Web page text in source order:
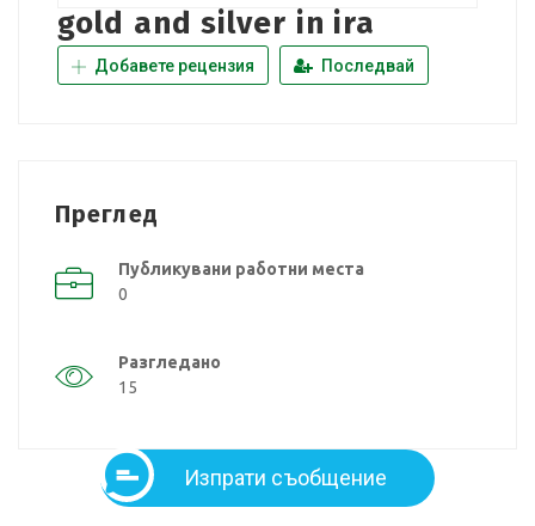
gold and silver in ira
Добавете рецензия Последвай
Преглед
Публикувани работни места
0
Разгледано
15
Изпрати съобщение